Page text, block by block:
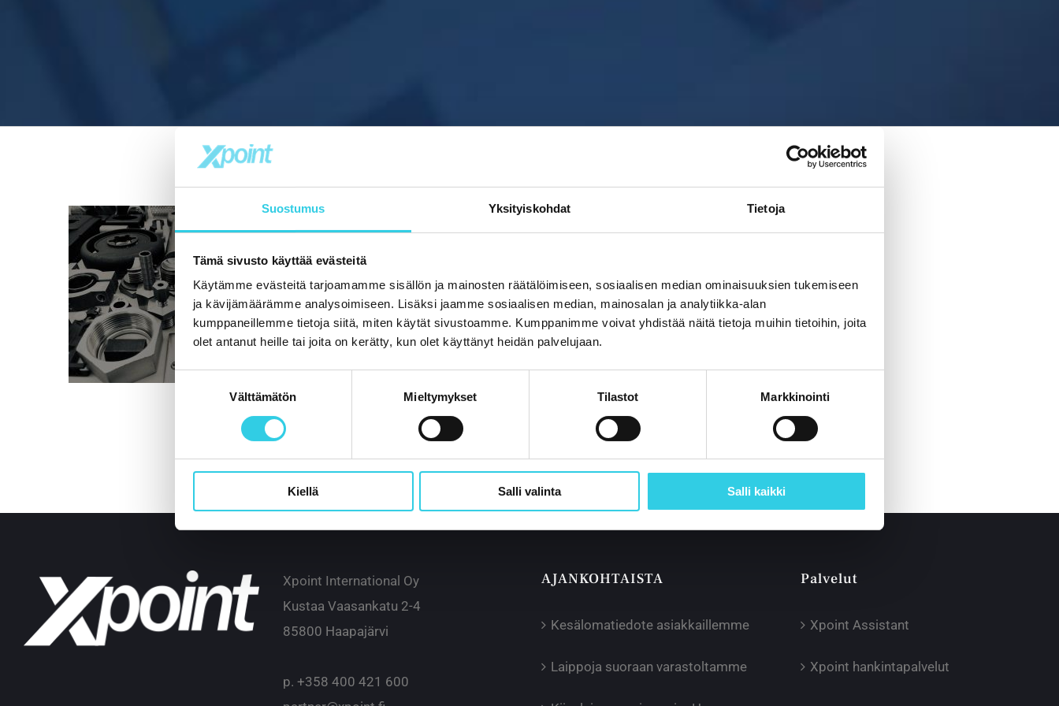
Suostumus Yksityiskohdat Tietoja
Tämä sivusto käyttää evästeitä
Käytämme evästeitä tarjoamamme sisällön ja mainosten räätälöimiseen, sosiaalisen median ominaisuuksien tukemiseen
ja kävijämäärämme analysoimiseen. Lisäksi jaamme sosiaalisen median, mainosalan ja analytiikka-alan
kumppaneillemme tietoja siitä, miten käytät sivustoamme. Kumppanimme voivat yhdistää näitä tietoja muihin tietoihin, joita
olet antanut heille tai joita on kerätty, kun olet käyttänyt heidän palvelujaan.
Välttämätön Mieltymykset Tilastot Markkinointi
Kiellä Salli valinta Salli kaikki
Xpoint International Oy
Kustaa Vaasankatu 2-4
85800 Haapajärvi
p. +358 400 421 600
AJANKOHTAISTA
Kesälomatiedote asiakkaillemme
Laippoja suoraan varastoltamme
Palvelut
Xpoint Assistant
Xpoint hankintapalvelut